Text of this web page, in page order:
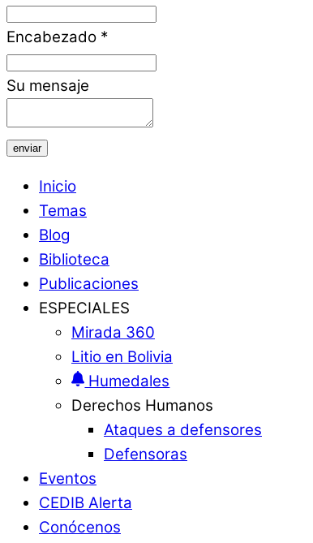
Encabezado *
Su mensaje
enviar
Inicio
Temas
Blog
Biblioteca
Publicaciones
ESPECIALES
Mirada 360
Litio en Bolivia
Humedales
Derechos Humanos
Ataques a defensores
Defensoras
Eventos
CEDIB Alerta
Conócenos